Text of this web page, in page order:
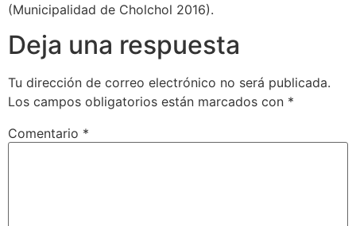
(Municipalidad de Cholchol 2016).
Deja una respuesta
Tu dirección de correo electrónico no será publicada.
Los campos obligatorios están marcados con *
Comentario *